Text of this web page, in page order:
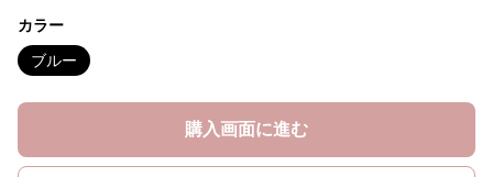
カラー
ブルー
購入画面に進む